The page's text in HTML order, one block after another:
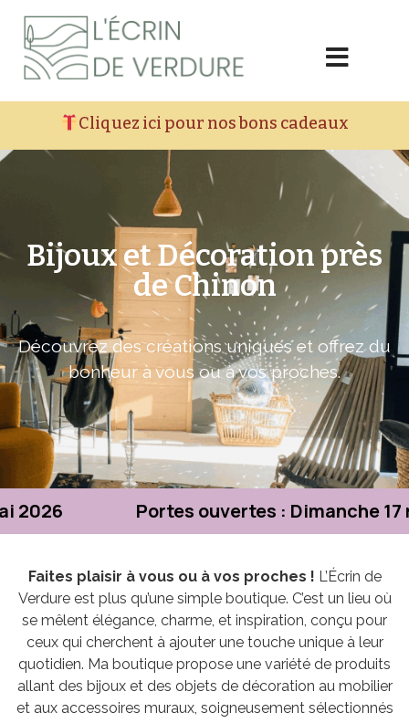
Cliquez ici pour nos bons cadeaux
Bijoux et Décoration près
de Chinon
Découvrez des créations uniques et offrez du
bonheur à vous ou à vos proches.
2026 Portes ouvertes : Dimanche 17
Faites plaisir à vous ou à vos proches ! L’Écrin de
Verdure est plus qu’une simple boutique. C’est un lieu où
se mêlent élégance, charme, et inspiration, conçu pour
ceux qui cherchent à ajouter une touche unique à leur
quotidien. Ma boutique propose une variété de produits
allant des bijoux et des objets de décoration au mobilier
et aux accessoires muraux, soigneusement sélectionnés